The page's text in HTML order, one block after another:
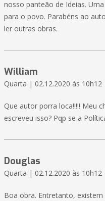
nosso panteão de Ideias.
para o povo. Parabéns ao
ler outras obras.
William
Quarta | 02.12.2020 às 10h12
Que autor porra loca!!!!! Meu
escreveu isso? Pqp se a
Douglas
Quarta | 02.12.2020 às 10h12
Boa obra. Entretanto,